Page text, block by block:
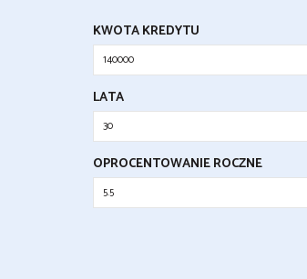
KWOTA KREDYTU
LATA
OPROCENTOWANIE ROCZNE